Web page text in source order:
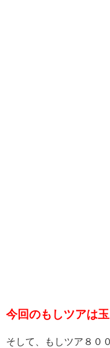
今回のもしツアは
そして、もしツア８０